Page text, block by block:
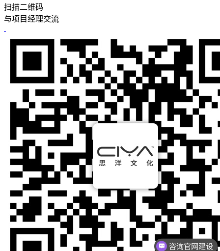
扫描二维码
与项目经理交流
咨询官网建设